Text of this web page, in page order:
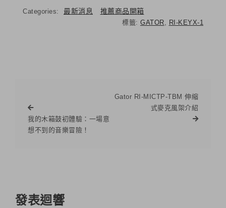
Categories: 最新消息 推薦商品開箱
標籤: GATOR, RI-KEYX-1
我的木箱鼓初體驗：一場意
想不到的音樂冒險！
Gator RI-MICTP-TBM 伸縮
式麥克風架介紹
發表迴響